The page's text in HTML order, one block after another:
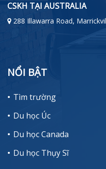
CSKH TẠI AUSTRALIA
288 Illawarra Road,
NỔI BẬT
Tìm trường
Du học Úc
Du học Canada
Du học Thụy Sĩ